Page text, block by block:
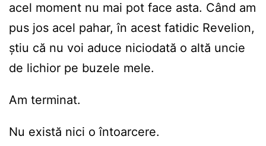
acel moment nu mai pot face asta. Când am
pus jos acel pahar, în acest fatidic Revelion,
știu că nu voi aduce niciodată o altă uncie
de lichior pe buzele mele.
Am terminat.
Nu există nici o întoarcere.